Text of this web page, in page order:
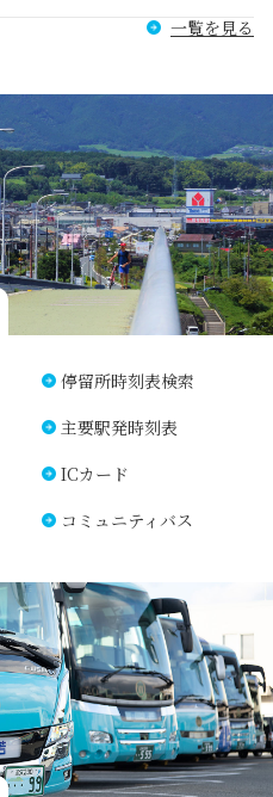
一覧を見る
停留所時刻表検索
主要駅発時刻表
ICカード
コミュニティバス